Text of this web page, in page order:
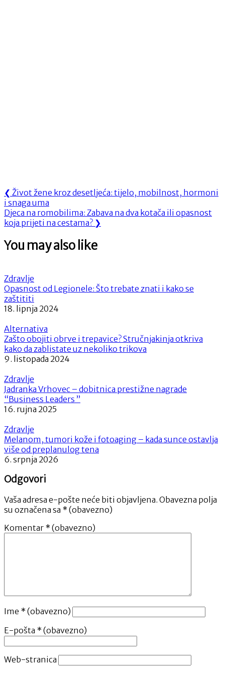
Navigacija
objava
❮ Previous
Post:
Život žene kroz desetljeća: tijelo, mobilnost, hormoni
i snaga uma
Next
Post:
Djeca na romobilima: Zabava na dva kotača ili opasnost
koja prijeti na cestama? ❯
You may also like
Zdravlje
Opasnost od Legionele: Što trebate znati i kako se
zaštititi
18. lipnja 2024
Alternativa
Zašto obojiti obrve i trepavice? Stručnjakinja otkriva
kako da zablistate uz nekoliko trikova
9. listopada 2024
Zdravlje
Jadranka Vrhovec – dobitnica prestižne nagrade
“Business Leaders ”
16. rujna 2025
Zdravlje
Melanom, tumori kože i fotoaging – kada sunce ostavlja
više od preplanulog tena
6. srpnja 2026
Odgovori
Vaša adresa e-pošte neće biti objavljena. Obavezna polja
su označena sa * (obavezno)
Komentar * (obavezno)
Ime * (obavezno)
E-pošta * (obavezno)
Web-stranica